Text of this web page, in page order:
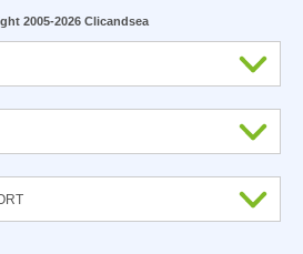
2005-2026 Clicandsea